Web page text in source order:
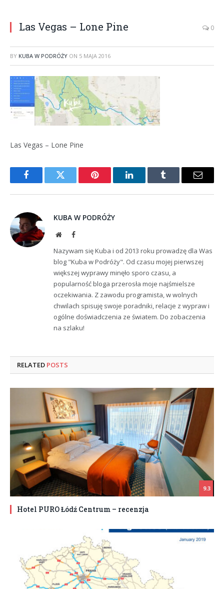
Las Vegas – Lone Pine 0
BY KUBA W PODRÓŻY ON 5 MAJA 2016
Las Vegas – Lone Pine
FacebookTwitter Pinterest LinkedInTumblr Email
KUBA W PODRÓŻY
WebsiteFacebook
Nazywam się Kuba i od 2013 roku prowadzę dla Was
blog "Kuba w Podróży". Od czasu mojej pierwszej
większej wyprawy minęło sporo czasu, a
popularność bloga przerosła moje najśmielsze
oczekiwania. Z zawodu programista, w wolnych
chwilach spisuję swoje poradniki, relacje z wypraw i
ogólne doświadczenia ze światem. Do zobaczenia
na szlaku!
RELATED POSTS
9.3
Hotel PURO Łódź Centrum – recenzja